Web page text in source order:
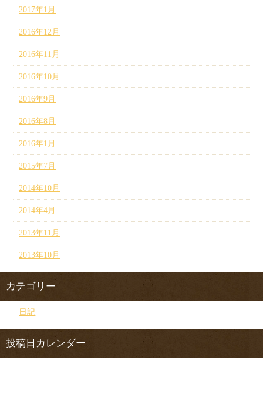
2017年1月
2016年12月
2016年11月
2016年10月
2016年9月
2016年8月
2016年1月
2015年7月
2014年10月
2014年4月
2013年11月
2013年10月
カテゴリー
日記
投稿日カレンダー